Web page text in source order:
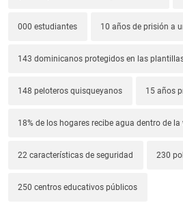
000 estudiantes 10 años de prisión a
143 dominicanos protegidos en las
148 peloteros quisqueyanos 15 años
18% de los hogares recibe agua dentro de la
22 características de seguridad 230
250 centros educativos públicos